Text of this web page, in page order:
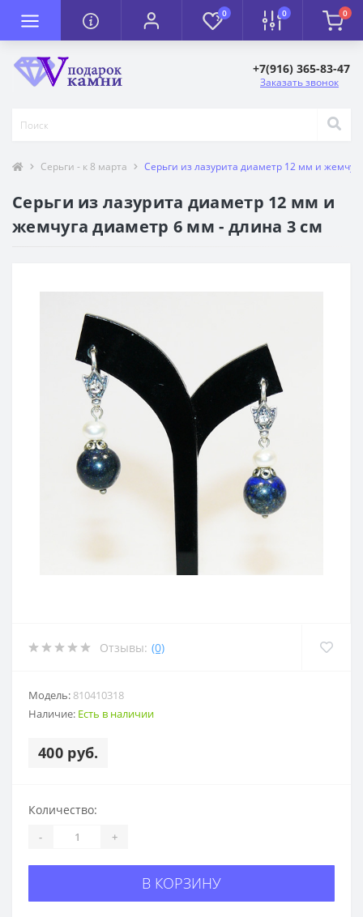
0 0 0
+7(916) 365-83-47
Заказать звонок
Серьги - к 8 марта Серьги из лазурита диаметр 12 мм и
Серьги из лазурита диаметр 12 мм и
жемчуга диаметр 6 мм - длина 3 см
Отзывы: (0)
Модель: 810410318
Наличие: Есть в наличии
400 руб.
Количество:
- +
В КОРЗИНУ